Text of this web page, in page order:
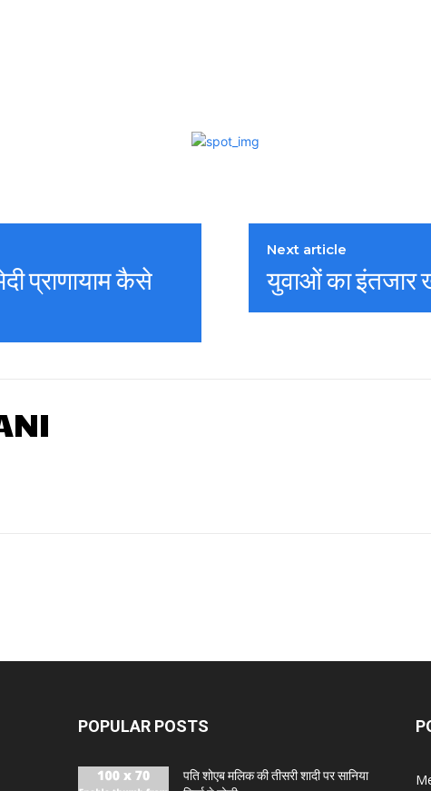
प्राणायाम कैसे
Next article
युवाओं का इंतजार
POPULAR POSTS
पति शोएब मलिक की तीसरी शादी पर सानिया